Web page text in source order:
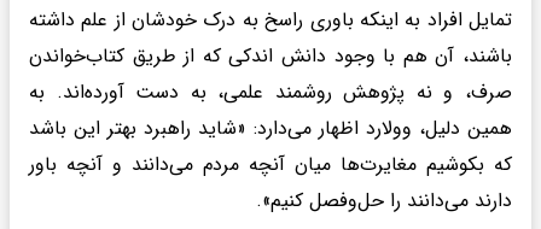
تمایل افراد به اینکه باوری راسخ به درک خودشان از علم داشته
باشند، آن هم با وجود دانش اندکی که از طریق کتاب‌خواندن
صرف، و نه پژوهش روشمند علمی، به دست آورده‌اند. به
همین دلیل، وولارد اظهار می‌دارد: «شاید راهبرد بهتر این باشد
که بکوشیم مغایرت‌ها میان آنچه مردم می‌دانند و آنچه باور
دارند می‌دانند را حل‌وفصل کنیم».